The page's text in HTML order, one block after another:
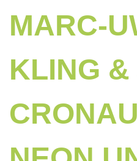
MARC-
KLING